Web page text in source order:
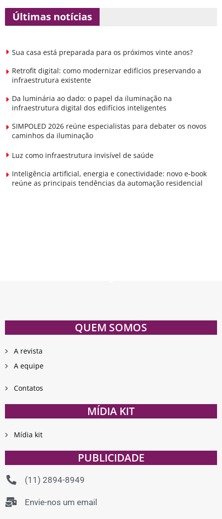
Últimas notícias
Sua casa está preparada para os próximos vinte anos?
Retrofit digital: como modernizar edifícios preservando a
infraestrutura existente
Da luminária ao dado: o papel da iluminação na
infraestrutura digital dos edifícios inteligentes
SIMPOLED 2026 reúne especialistas para debater os novos
caminhos da iluminação
Luz como infraestrutura invisível de saúde
Inteligência artificial, energia e conectividade: novo e-book
reúne as principais tendências da automação residencial
QUEM SOMOS
A revista
A equipe
Contatos
MÍDIA KIT
Mídia kit
PUBLICIDADE
(11) 2894-8949
Envie-nos um email